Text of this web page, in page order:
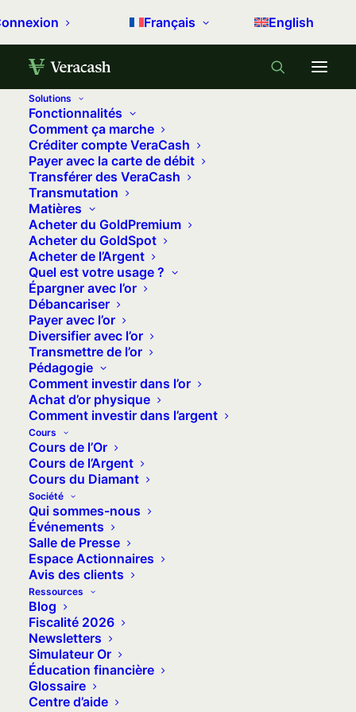
Français English
Solutions
Fonctionnalités
Comment ça marche
Créditer compte VeraCash
Payer avec la carte de débit
Transférer des VeraCash
Transmutation
Matières
Acheter du GoldPremium
Acheter du GoldSpot
Acheter de l’Argent
Quel est votre usage ?
Épargner avec l’or
Débancariser
Payer avec l’or
Diversifier avec l’or
Transmettre de l’or
Pédagogie
Comment investir dans l’or
Achat d’or physique
Comment investir dans l’argent
Cours
Cours de l’Or
Cours de l’Argent
Cours du Diamant
Société
Qui sommes-nous
Événements
Salle de Presse
Espace Actionnaires
Avis des clients
Ressources
Blog
Fiscalité 2026
Newsletters
Simulateur Or
Éducation financière
Glossaire
Centre d’aide
Accueil
Archive by Category "Communiqués Presse"
Communiqués Presse
Communiqués de presse, webinaires et avis
d'expert destinés aux médias.
24 septembre 2021
Communiqué Presse – La
Chine déclare illégales
les cryptomonnaies.
Quel impact pour les
monnaies virtuelles, la
bourse, les prix ?
24 juin 2021